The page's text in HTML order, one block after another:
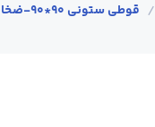
/ قوطی ستونی 90*90-ضخامت 3 میل(ورق اهوازی)